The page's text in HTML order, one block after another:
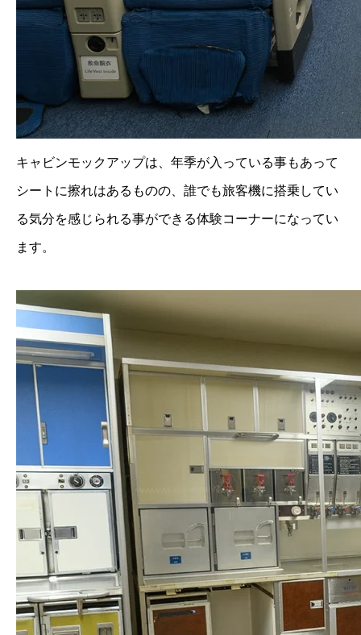
キャビンモックアップは、年季が入っている事もあって
シートに擦れはあるものの、誰でも旅客機に搭乗してい
る気分を感じられる事ができる体験コーナーになってい
ます。